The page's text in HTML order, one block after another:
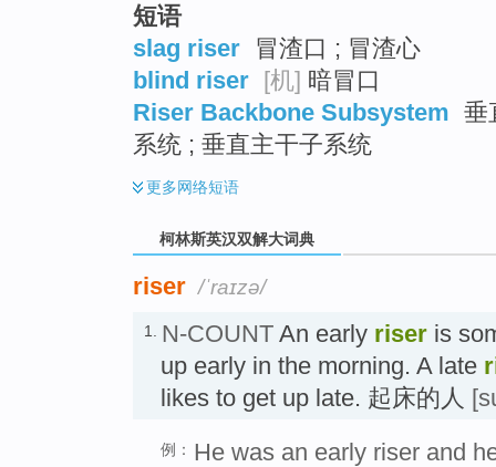
短语
slag riser 冒渣口 ; 冒渣心
blind riser [机] 暗冒口
Riser Backbone Subsystem 垂
系统 ; 垂直主干子系统
更多网络短语
柯林斯英汉双解大词典
riser /ˈraɪzə/
1. N-COUNT An early riser is
up early in the morning. A late
likes to get up late. 起床的人
例： He was an early riser and